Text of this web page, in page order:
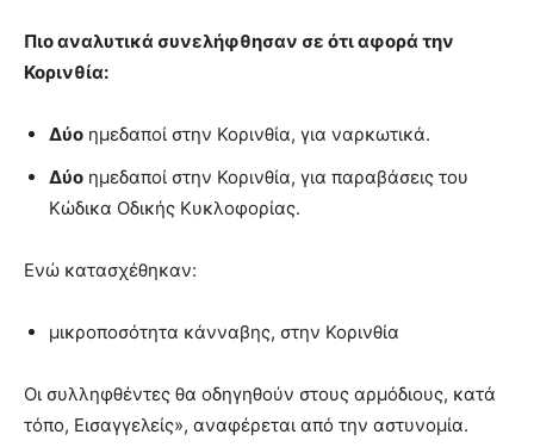
Πιο αναλυτικά συνελήφθησαν σε ότι αφορά την
Κορινθία:
Δύο ημεδαποί στην Κορινθία, για ναρκωτικά.
Δύο ημεδαποί στην Κορινθία, για παραβάσεις του
Κώδικα Οδικής Κυκλοφορίας.
Ενώ κατασχέθηκαν:
μικροποσότητα κάνναβης, στην Κορινθία
Οι συλληφθέντες θα οδηγηθούν στους αρμόδιους, κατά
τόπο, Εισαγγελείς», αναφέρεται από την αστυνομία.